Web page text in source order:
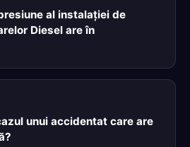
al instalaţiei de
Diesel are în
unui accidentat care are